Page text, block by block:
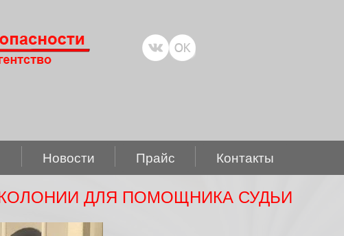
Новости Прайс Контакты
ДЛЯ ПОМОЩНИКА СУДЬИ